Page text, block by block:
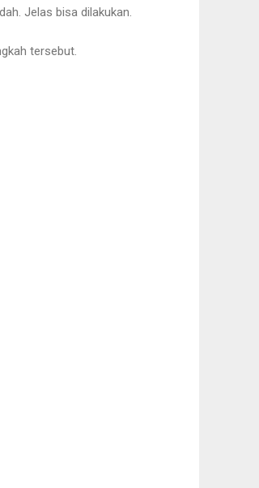
Jelas bisa dilakukan.
tersebut.